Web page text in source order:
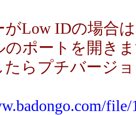
がLow IDの場合
のポートを開き
たらプチバージ
file/